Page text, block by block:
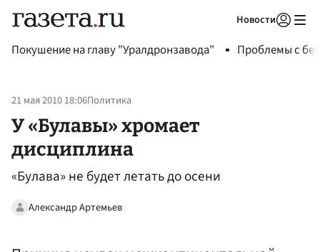
Новости
Покушение на главу "Уралдронзавода" Проблемы с
21 мая 2010 18:06Политика
У «Булавы» хромает
дисциплина
«Булава» не будет летать до осени
Александр Артемьев